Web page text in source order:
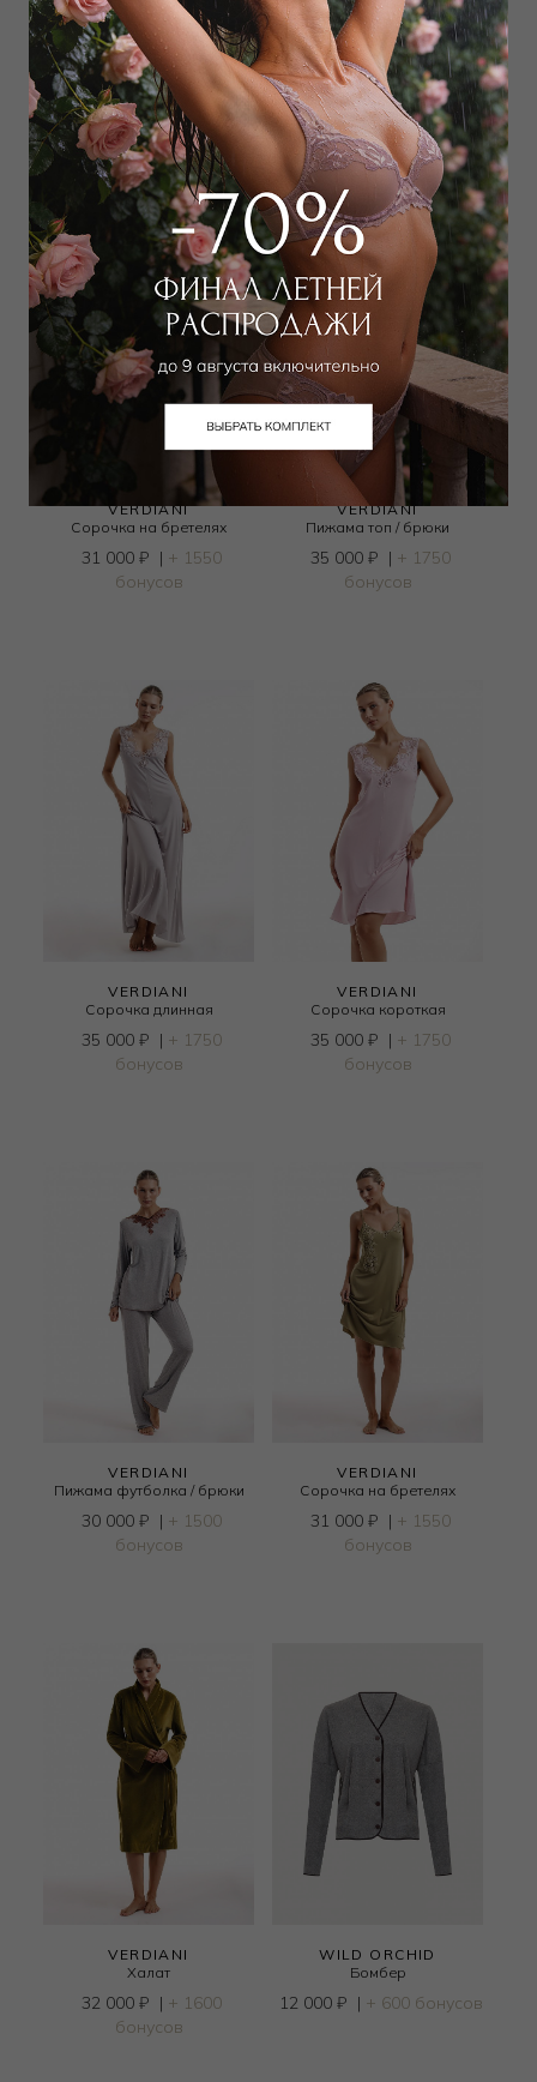
VERDIANI
Сорочка на бретелях
30 000₽ |+ 1500
бонусов
VERDIANI
Халат
36 000₽ |+ 1800
бонусов
VERDIANI
Сорочка на бретелях
31 000 ₽ | + 1550
бонусов
VERDIANI
Пижама топ / брюки
35 000 ₽ | + 1750
бонусов
VERDIANI
Сорочка длинная
35 000 ₽ | + 1750
бонусов
VERDIANI
Сорочка короткая
35 000 ₽ | + 1750
бонусов
VERDIANI
Пижама футболка / брюки
30 000 ₽ | + 1500
бонусов
VERDIANI
Сорочка на бретелях
31 000 ₽ | + 1550
бонусов
VERDIANI
Халат
32 000 ₽ | + 1600
бонусов
WILD ORCHID
Бомбер
12 000 ₽ | + 600 бонусов